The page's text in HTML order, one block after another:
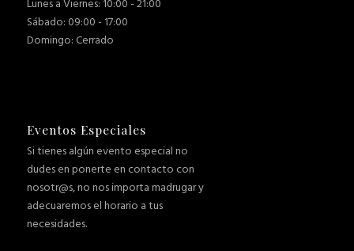
Lunes a Viernes: 10:00 - 21:00
Sábado: 09:00 - 17:00
Domingo: Cerrado
Eventos Especiales
Si tienes algún evento especial no
dudes en ponerte en contacto con
nosotr@s, no nos importa madrugar y
adecuaremos el horario a tus
necesidades.